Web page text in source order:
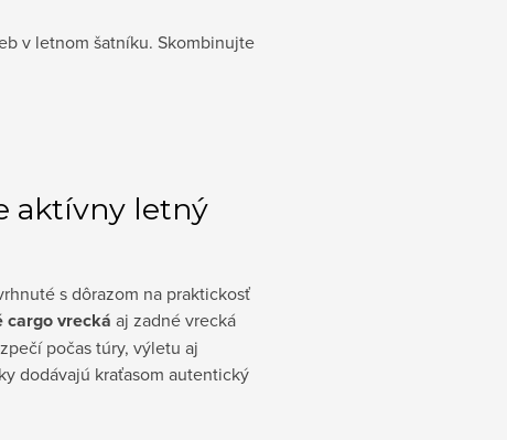
v letnom šatníku. Skombinujte
aktívny letný
s dôrazom na praktickosť
cargo vrecká aj zadné vrecká
počas túry, výletu aj
dodávajú kraťasom autentický